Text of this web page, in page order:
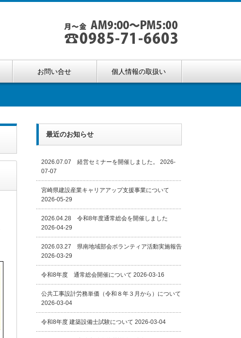
お問い合せ 個人情報の取扱い
最近のお知らせ
2026.07.07 経営セミナーを開催しました。
2026-
07-07
宮崎県建設産業キャリアアップ支援事業について
2026-05-29
2026.04.28 令和8年度通常総会を開催しました
2026-04-29
2026.03.27 県南地域部会ボランティア活動実施報告
2026-03-29
令和8年度 通常総会開催について 2026-03-16
公共工事設計労務単価（令和８年３月から）について
2026-03-04
令和8年度 建築設備士試験について 2026-03-04